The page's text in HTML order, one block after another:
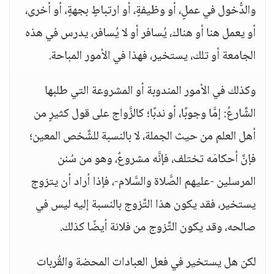
والدُّخول في عملٍ، أو وظيفةٍ، أو ارتباطٍ بجهةٍ، أو أخرى،
أو يعمل هنا أو هناك، يُسافر أو لا يُسافر، يدرس في هذه
الجامعة أو تلك، يستخير، فهذا في الأمور المباحة.
وكذلك في الأمور المندوبة أو المشروعة التي طلبها
الشَّارعُ: إمَّا وجوبًا، أو ندبًا؛ كالزَّواج على قول كثيرٍ من
أهل العلم من حيث الجملة، لا بالنسبة للشَّخص المعين؛
فإنَّ أحكامَه تختلف، فإنَّه مشروعٌ، وهو من سُنن
المرسلين -عليهم الصَّلاة والسَّلام-، فإذا أراد أن يتزوج
يستخير، فقد يكون هذا التَّزوج بالنسبة إليه ليس في
صالحه، وقد يكون التَّزوج من فلانة أيضًا كذلك.
لكن هل يستخير في فعل العبادات المحضة والقُربات